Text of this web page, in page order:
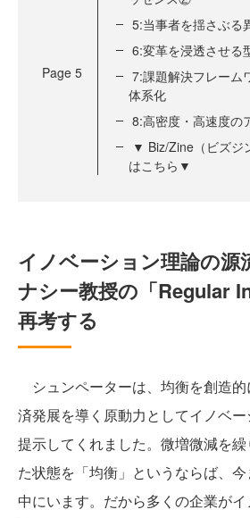
Page 5
5:当事者を揺さぶる
6:変革を浸透させる
7:課題解決フレーム
体系化
8:高密度・高速度の
▼ Biz/Zine（ビズジ
はこちら▼
イノベーション理論の源
ナシー教授の「Regular
再考する
シュンペーターは、均衡を創造
済発展を導く原動力としてイノベ
提示してくれました。微増微減を
た状態を「均衡」というならば、
中にいます。だから多くの企業が